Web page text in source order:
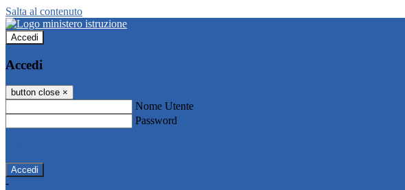
Salta al contenuto
Accedi
Accedi
button close ×
Nome Utente
Password
-